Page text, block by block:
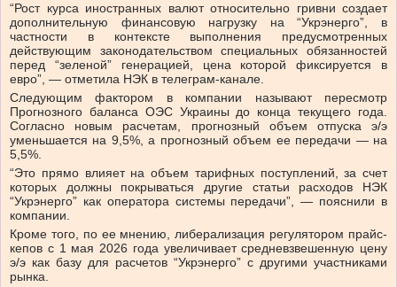
“Рост курса иностранных валют относительно гривни создает
дополнительную финансовую нагрузку на “Укрэнерго”, в
частности в контексте выполнения предусмотренных
действующим законодательством специальных обязанностей
перед “зеленой” генерацией, цена которой фиксируется в
евро”, — отметила НЭК в телеграм-канале.
Следующим фактором в компании называют пересмотр
Прогнозного баланса ОЭС Украины до конца текущего года.
Согласно новым расчетам, прогнозный объем отпуска э/э
уменьшается на 9,5%, а прогнозный объем ее передачи — на
5,5%.
“Это прямо влияет на объем тарифных поступлений, за счет
которых должны покрываться другие статьи расходов НЭК
“Укрэнерго” как оператора системы передачи”, — пояснили в
компании.
Кроме того, по ее мнению, либерализация регулятором прайс-
кепов с 1 мая 2026 года увеличивает средневзвешенную цену
э/э как базу для расчетов “Укрэнерго” с другими участниками
рынка.